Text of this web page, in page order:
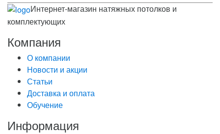
Интернет-магазин натяжных потолков и
комплектующих
Компания
О компании
Новости и акции
Статьи
Доставка и оплата
Обучение
Информация